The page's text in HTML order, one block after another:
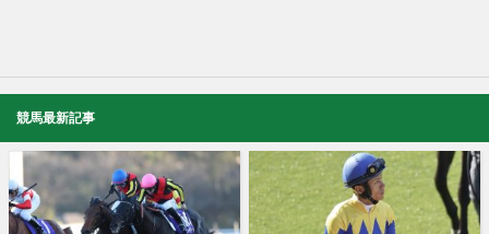
競馬最新記事